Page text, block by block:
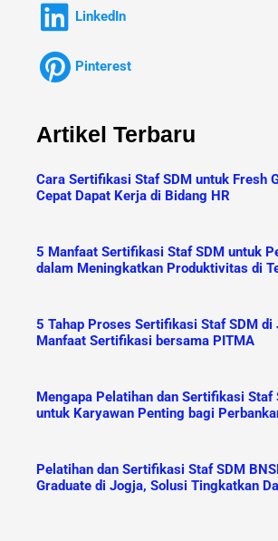
LinkedIn
Pinterest
Artikel Terbaru
Cara Sertifikasi Staf SDM untuk Fresh
Cepat Dapat Kerja di Bidang HR
5 Manfaat Sertifikasi Staf SDM untuk
dalam Meningkatkan Produktivitas di
5 Tahap Proses Sertifikasi Staf SDM di
Manfaat Sertifikasi bersama PITMA
Mengapa Pelatihan dan Sertifikasi Staf
untuk Karyawan Penting bagi
Pelatihan dan Sertifikasi Staf SDM
Graduate di Jogja, Solusi Tingkatkan